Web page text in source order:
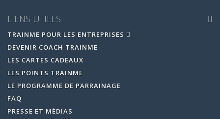
LIENS UTILES
TRAINME POUR LES ENTREPRISES
DEVENIR COACH TRAINME
LES CARTES CADEAUX
LES POINTS TRAINME
LE PROGRAMME DE PARRAINAGE
FAQ
PRESSE ET MÉDIAS